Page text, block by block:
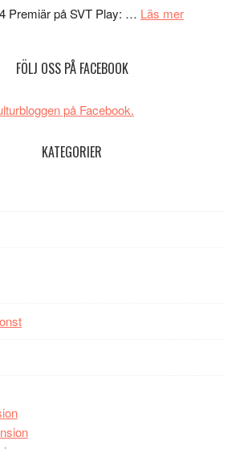
spännande
Premiär på SVT Play: … Läs merom
FÖLJ OSS PÅ FACEBOOK
på Facebook.
KATEGORIER